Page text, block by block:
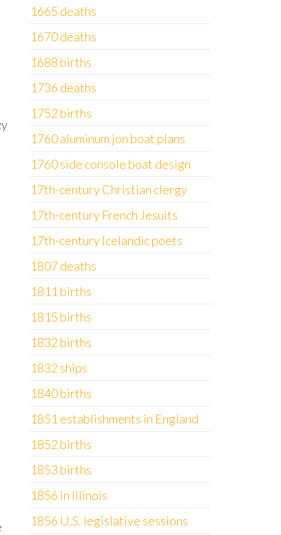
1665 deaths
1670 deaths
1688 births
1736 deaths
1752 births
1760 aluminum jon boat plans
1760 side console boat design
17th-century Christian clergy
17th-century French Jesuits
17th-century Icelandic poets
1807 deaths
1811 births
1815 births
1832 births
1832 ships
1840 births
1851 establishments in England
1852 births
1853 births
1856 in Illinois
1856 U.S. legislative sessions